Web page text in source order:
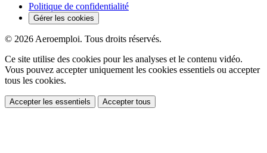
Politique de confidentialité
Gérer les cookies
© 2026 Aeroemploi. Tous droits réservés.
Ce site utilise des cookies pour les analyses et le contenu vidéo.
Vous pouvez accepter uniquement les cookies essentiels ou accepter
tous les cookies.
Accepter les essentiels Accepter tous